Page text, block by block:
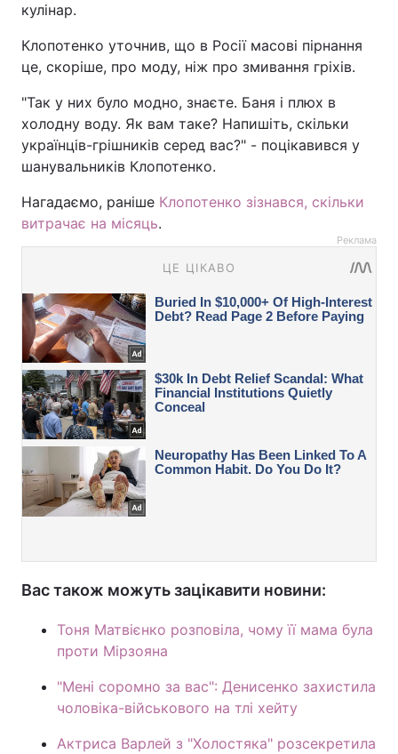
кулінар.
Клопотенко уточнив, що в Росії масові пірнання
це, скоріше, про моду, ніж про змивання гріхів.
"Так у них було модно, знаєте. Баня і плюх в
холодну воду. Як вам таке? Напишіть, скільки
українців-грішників серед вас?" - поцікавився у
шанувальників Клопотенко.
Нагадаємо, раніше Клопотенко зізнався, скільки
витрачає на місяць.
Реклама
Вас також можуть зацікавити новини:
Тоня Матвієнко розповіла, чому її мама була
проти Мірзояна
"Мені соромно за вас": Денисенко захистила
чоловіка-військового на тлі хейту
Актриса Варлей з "Холостяка" розсекретила